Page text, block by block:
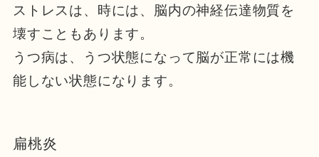
ストレスは、時には、脳内の神経伝達物質を
壊すこともあります。
うつ病は、うつ状態になって脳が正常には機
能しない状態になります。
扁桃炎